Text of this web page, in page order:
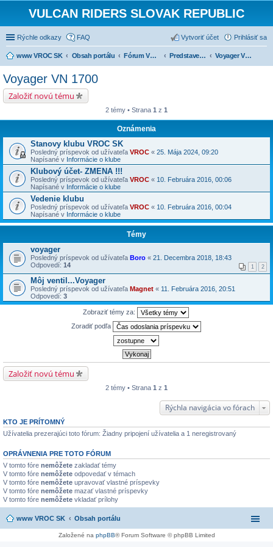
VULCAN RIDERS SLOVAK REPUBLIC
Rýchle odkazy FAQ Prihlásiť sa
Vytvoriť účet
www VROC SK Obsah portálu Fórum VROC SK Predstavenie strojov Voyager VN 1700
Voyager VN 1700
Založiť novú tému
2 témy • Strana 1 z 1
Oznámenia
Stanovy klubu VROC SK
Posledný príspevok od užívateľa VROC « 25. Mája 2024, 09:20
Napísané v Informácie o klube
Klubový účet- ZMENA !!!
Posledný príspevok od užívateľa VROC « 10. Februára 2016, 00:06
Napísané v Informácie o klube
Vedenie klubu
Posledný príspevok od užívateľa VROC « 10. Februára 2016, 00:04
Napísané v Informácie o klube
Témy
voyager
Posledný príspevok od užívateľa Boro « 21. Decembra 2018, 18:43
Odpovedí: 14 1 2
Môj ventil...Voyager
Posledný príspevok od užívateľa Magnet « 11. Februára 2016, 20:51
Odpovedí: 3
Zobraziť témy za:
Zoradiť podľa
Založiť novú tému
2 témy • Strana 1 z 1
Rýchla navigácia vo fórach
KTO JE PRÍTOMNÝ
Užívatelia prezerajúci toto fórum: Žiadny pripojení užívatelia a 1 neregistrovaný
OPRÁVNENIA PRE TOTO FÓRUM
V tomto fóre nemôžete zakladať témy
V tomto fóre nemôžete odpovedať v témach
V tomto fóre nemôžete upravovať vlastné príspevky
V tomto fóre nemôžete mazať vlastné príspevky
V tomto fóre nemôžete vkladať prílohy
www VROC SK Obsah portálu
Založené na phpBB® Forum Software © phpBB Limited